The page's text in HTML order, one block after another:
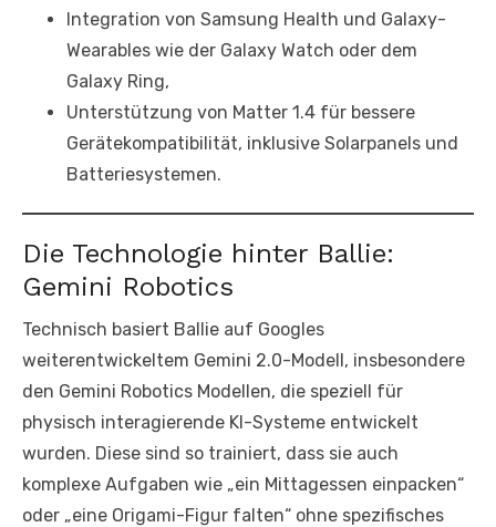
Integration von Samsung Health und Galaxy-
Wearables wie der Galaxy Watch oder dem
Galaxy Ring,
Unterstützung von Matter 1.4 für bessere
Gerätekompatibilität, inklusive Solarpanels und
Batteriesystemen.
Die Technologie hinter Ballie:
Gemini Robotics
Technisch basiert Ballie auf Googles
weiterentwickeltem Gemini 2.0-Modell, insbesondere
den Gemini Robotics Modellen, die speziell für
physisch interagierende KI-Systeme entwickelt
wurden. Diese sind so trainiert, dass sie auch
komplexe Aufgaben wie „ein Mittagessen einpacken“
oder „eine Origami-Figur falten“ ohne spezifisches